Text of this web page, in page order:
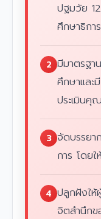
ปฐมวัย
ศึกษาธิการ
2 มีมาตรฐา
ศึกษาและ
ประเมิน
3 จัดบรรยา
การ โดย
4 ปลูกฝังให้
จิตสำนึกข